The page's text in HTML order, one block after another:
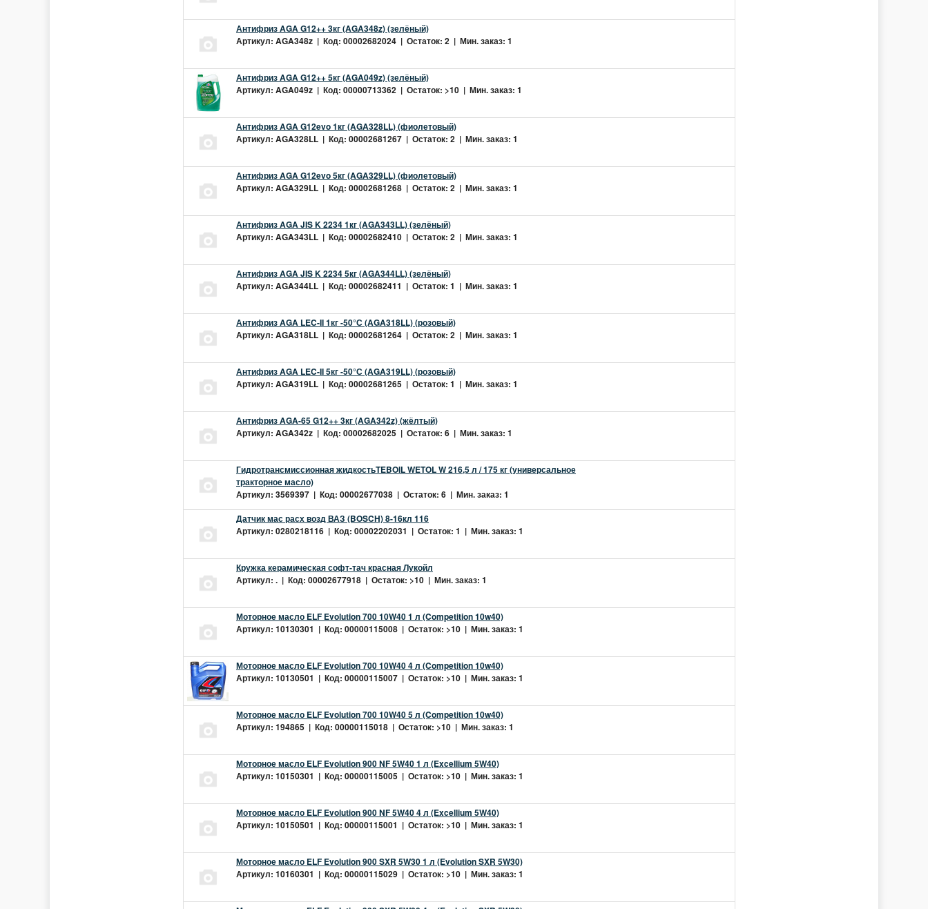
Антифриз AGA G12++ 3кг (AGA348z) (зелёный)
Артикул: AGA348z | Код: 00002682024 | Остаток: 2 | Мин. заказ: 1
Антифриз AGA G12++ 5кг (AGA049z) (зелёный)
Артикул: AGA049z | Код: 00000713362 | Остаток: >10 | Мин. заказ: 1
Антифриз AGA G12evo 1кг (AGA328LL) (фиолетовый)
Артикул: AGA328LL | Код: 00002681267 | Остаток: 2 | Мин. заказ: 1
Антифриз AGA G12evo 5кг (AGA329LL) (фиолетовый)
Артикул: AGA329LL | Код: 00002681268 | Остаток: 2 | Мин. заказ: 1
Антифриз AGA JIS K 2234 1кг (AGA343LL) (зелёный)
Артикул: AGA343LL | Код: 00002682410 | Остаток: 2 | Мин. заказ: 1
Антифриз AGA JIS K 2234 5кг (AGA344LL) (зелёный)
Артикул: AGA344LL | Код: 00002682411 | Остаток: 1 | Мин. заказ: 1
Антифриз AGA LEC-II 1кг -50°С (AGA318LL) (розовый)
Артикул: AGA318LL | Код: 00002681264 | Остаток: 2 | Мин. заказ: 1
Антифриз AGA LEC-II 5кг -50°С (AGA319LL) (розовый)
Артикул: AGA319LL | Код: 00002681265 | Остаток: 1 | Мин. заказ: 1
Антифриз AGA-65 G12++ 3кг (AGA342z) (жёлтый)
Артикул: AGA342z | Код: 00002682025 | Остаток: 6 | Мин. заказ: 1
Гидротрансмиссионная жидкостьTEBOIL WETOL W 216,5 л / 175 кг (универсальное
тракторное масло)
Артикул: 3569397 | Код: 00002677038 | Остаток: 6 | Мин. заказ: 1
Датчик мас расх возд ВАЗ (BOSCH) 8-16кл 116
Артикул: 0280218116 | Код: 00002202031 | Остаток: 1 | Мин. заказ: 1
Кружка керамическая софт-тач красная Лукойл
Артикул: . | Код: 00002677918 | Остаток: >10 | Мин. заказ: 1
Моторное масло ELF Evolution 700 10W40 1 л (Competition 10w40)
Артикул: 10130301 | Код: 00000115008 | Остаток: >10 | Мин. заказ: 1
Моторное масло ELF Evolution 700 10W40 4 л (Competition 10w40)
Артикул: 10130501 | Код: 00000115007 | Остаток: >10 | Мин. заказ: 1
Моторное масло ELF Evolution 700 10W40 5 л (Competition 10w40)
Артикул: 194865 | Код: 00000115018 | Остаток: >10 | Мин. заказ: 1
Моторное масло ELF Evolution 900 NF 5W40 1 л (Excellium 5W40)
Артикул: 10150301 | Код: 00000115005 | Остаток: >10 | Мин. заказ: 1
Моторное масло ELF Evolution 900 NF 5W40 4 л (Excellium 5W40)
Артикул: 10150501 | Код: 00000115001 | Остаток: >10 | Мин. заказ: 1
Моторное масло ELF Evolution 900 SXR 5W30 1 л (Evolution SXR 5W30)
Артикул: 10160301 | Код: 00000115029 | Остаток: >10 | Мин. заказ: 1